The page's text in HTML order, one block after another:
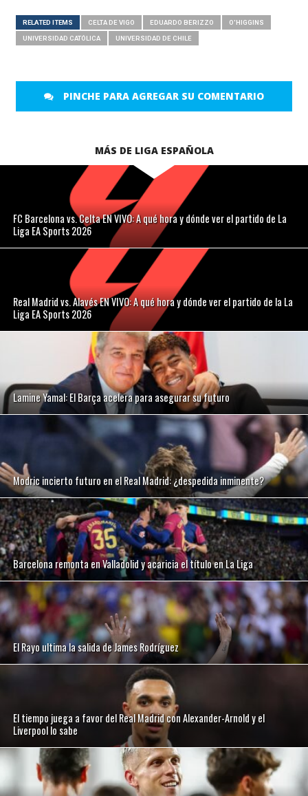
RELATED ITEMS CELTA DE VIGO EDUARDO BERIZZO O'HIGGINS
UNIVERSIDAD CATÓLICA UNIVERSIDAD DE CHILE
PINCHE PARA AGREGAR SU COMENTARIO
MÁS DE LIGA ESPAÑOLA
FC Barcelona vs. Celta EN VIVO: A qué hora y dónde ver el partido de La
Liga EA Sports 2026
Real Madrid vs. Alavés EN VIVO: A qué hora y dónde ver el partido de la La
Liga EA Sports 2026
Lamine Yamal: El Barça acelera para asegurar su futuro
Modric incierto futuro en el Real Madrid: ¿despedida inminente?
Barcelona remonta en Valladolid y acaricia el título en La Liga
El Rayo ultima la salida de James Rodríguez
El tiempo juega a favor del Real Madrid con Alexander-Arnold y el
Liverpool lo sabe